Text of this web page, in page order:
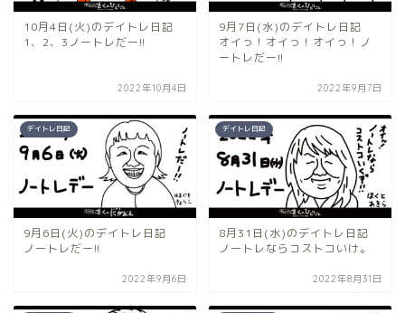
10月4日(火)のデイトレ日記
1、2、3ノートレだー!!
2022年10月4日
9月7日(水)のデイトレ日記
オイっ！オイっ！オイっ！ノ
ートレだー!!
2022年9月7日
デイトレ日記
9月6日(火)のデイトレ日記
ノートレだー!!
2022年9月6日
デイトレ日記
8月31日(水)のデイトレ日記
ノートレならコストコいけ。
2022年8月31日